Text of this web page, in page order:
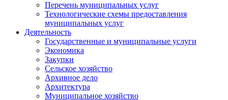
Перечень муниципальных услуг
Технологические схемы предоставления
муниципальных услуг
Деятельность
Государственные и муниципальные услуги
Экономика
Закупки
Сельское хозяйство
Архивное дело
Архитектура
Муниципальное хозяйство